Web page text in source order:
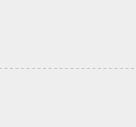
预备。 五、
姓遮罪。 这
两个祭牲，特
1–36） ：叙
） ：阐释**364
） ：智